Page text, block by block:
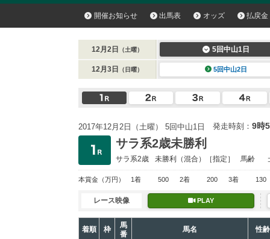
開催お知らせ 出馬表 オッズ 払戻金
12月2日 （土曜） 5回中山1日
12月3日 （日曜） 5回中山2日
2017年12月2日（土曜） 5回中山1日 発走時刻： 9時
サラ系2歳未勝利
サラ系2歳 未勝利 （混合）［指定］ 馬齢
本賞金 （万円） 1着 500 2着 200 3着 130
レース映像 PLAY
着順 枠
馬
番
馬名 性齢